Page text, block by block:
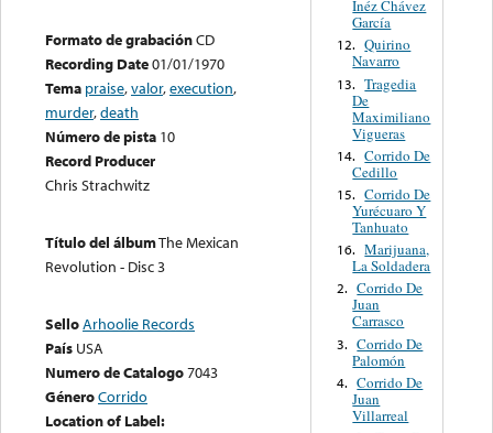
Formato de grabaciónCD
Recording Date01/01/1970
Tema praise,valor,execution,
murder,death
Número de pista 10
Record Producer
Chris Strachwitz
Título del álbumThe Mexican
Revolution - Disc 3
SelloArhoolie Records
País USA
Numero de Catalogo7043
GéneroCorrido
Location of Label:
Inéz Chávez
García
12. Quirino
Navarro
13. Tragedia
De
Maximiliano
Vigueras
14. Corrido De
Cedillo
15. Corrido De
Yurécuaro Y
Tanhuato
16. Marijuana,
La Soldadera
2. Corrido De
Juan
Carrasco
3. Corrido De
Palomón
4. Corrido De
Juan
Villarreal